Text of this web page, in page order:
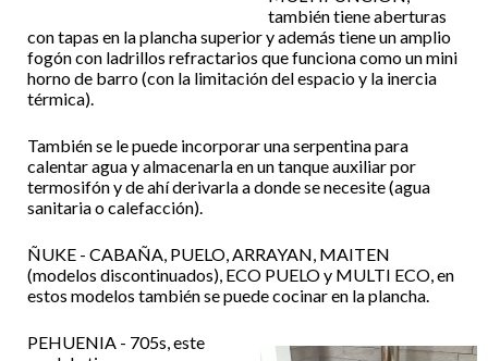
también tiene aberturas
con tapas en la plancha superior y además tiene un amplio
fogón con ladrillos refractarios que funciona como un mini
horno de barro (con la limitación del espacio y la inercia
térmica).
También se le puede incorporar una serpentina para
calentar agua y almacenarla en un tanque auxiliar por
termosifón y de ahí derivarla a donde se necesite (agua
sanitaria o calefacción).
ÑUKE - CABAÑA, PUELO, ARRAYAN, MAITEN
(modelos discontinuados), ECO PUELO y MULTI ECO, en
estos modelos también se puede cocinar en la plancha.
PEHUENIA - 705s, este